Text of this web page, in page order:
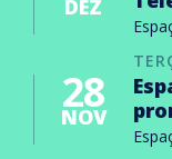
DEZ
28
NOV